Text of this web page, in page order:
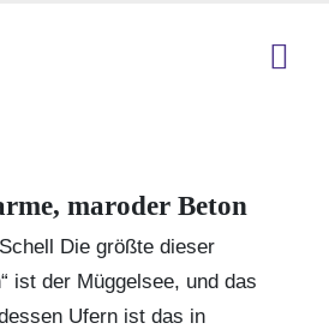
maroder Beton
Die größte dieser
ist der Müggelsee, und das
Ufern ist das in